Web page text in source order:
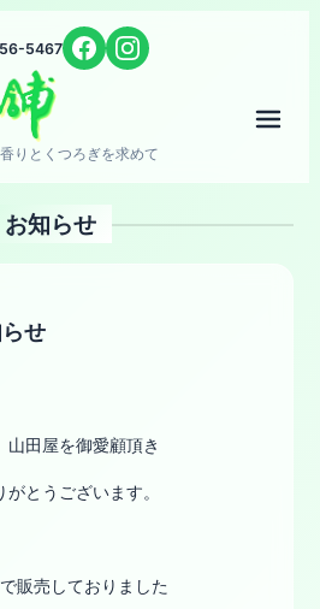
5467
りとくつろぎを求めて
お知らせ
らせ
山田屋を御愛顧頂き
がとうございます。
販売しておりました